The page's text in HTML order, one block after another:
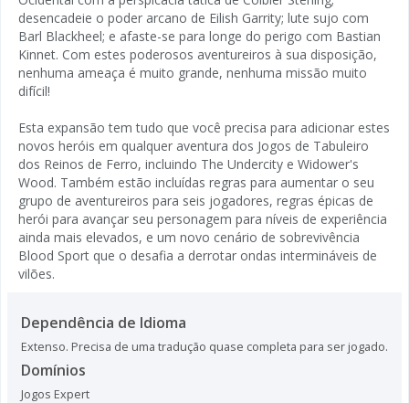
desencadeie o poder arcano de Eilish Garrity; lute sujo com
Barl Blackheel; e afaste-se para longe do perigo com Bastian
Kinnet. Com estes poderosos aventureiros à sua disposição,
nenhuma ameaça é muito grande, nenhuma missão muito
difícil!
Esta expansão tem tudo que você precisa para adicionar estes
novos heróis em qualquer aventura dos Jogos de Tabuleiro
dos Reinos de Ferro, incluindo The Undercity e Widower's
Wood. Também estão incluídas regras para aumentar o seu
grupo de aventureiros para seis jogadores, regras épicas de
herói para avançar seu personagem para níveis de experiência
ainda mais elevados, e um novo cenário de sobrevivência
Blood Sport que o desafia a derrotar ondas intermináveis de
vilões.
Dependência de Idioma
Extenso. Precisa de uma tradução quase completa para ser jogado.
Domínios
Jogos Expert